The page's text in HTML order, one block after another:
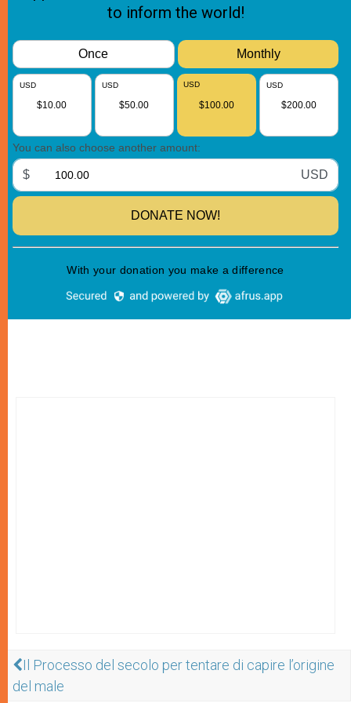
Il Processo del secolo per tentare di capire l’origine
del male